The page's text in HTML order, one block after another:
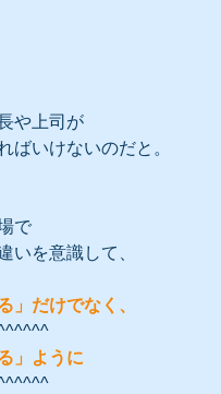
や上司が
ばいけないのだと。
で
いを意識して、
」だけでなく、
」ように